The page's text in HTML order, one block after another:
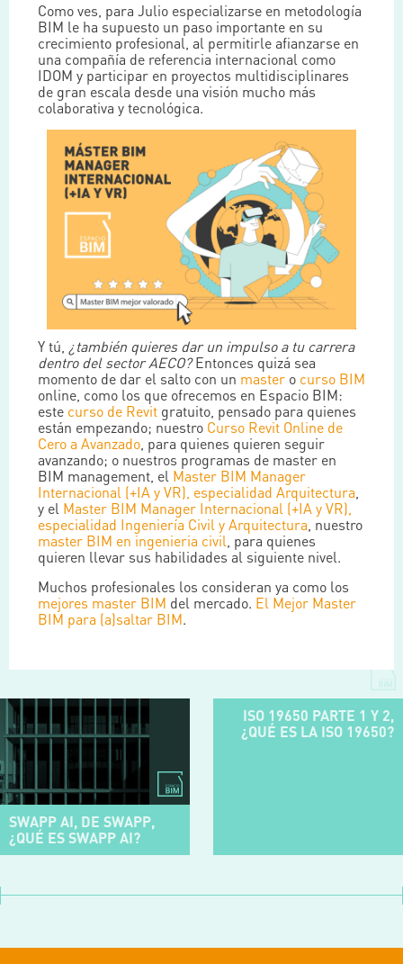
Como ves, para Julio especializarse en metodología
BIM le ha supuesto un paso importante en su
crecimiento profesional, al permitirle afianzarse en
una compañía de referencia internacional como
IDOM y participar en proyectos multidisciplinares
de gran escala desde una visión mucho más
colaborativa y tecnológica.
Y tú, ¿también quieres dar un impulso a tu carrera
dentro del sector AECO?Entonces quizá sea
momento de dar el salto con un master o curso BIM
online, como los que ofrecemos en Espacio BIM:
este curso de Revit gratuito, pensado para quienes
están empezando; nuestro Curso Revit Online de
Cero a Avanzado , para quienes quieren seguir
avanzando; o nuestros programas de master en
BIM management, el Master BIM Manager
Internacional (+IA y VR), especialidad Arquitectura
y el Master BIM Manager Internacional (+IA y VR),
especialidad Ingeniería Civil y Arquitectura , nuestro
master BIM en ingenieria civil , para quienes
quieren llevar sus habilidades al siguiente nivel.
Muchos profesionales los consideran ya como los
mejores master BIM del mercado. El Mejor Master
BIM para (a)saltar BIM.
SWAPP AI, DE SWAPP,
¿QUÉ ES SWAPP AI?
ISO 19650 PARTE 1 Y 2,
¿QUÉ ES LA ISO 19650?